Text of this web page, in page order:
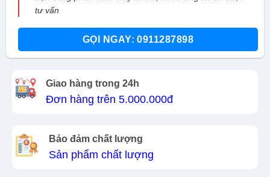
tư vấn
GỌI NGAY: 0911287898
Giao hàng trong 24h
Đơn hàng trên 5.000.000đ
Bảo đảm chất lượng
Sản phẩm chất lượng